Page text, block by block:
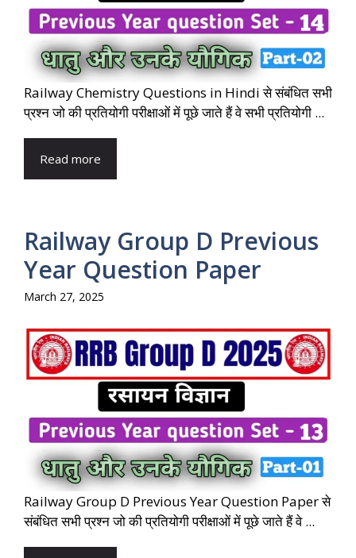
Railway Chemistry Questions in Hindi से संबंधित सभी
प्रश्न जो की प्रतियोगी परीक्षाओं में पूछे जाते हैं वे सभी प्रतियोगी ...
Read more
Railway Group D Previous
Year Question Paper
March 27, 2025
Railway Group D Previous Year Question Paper से
संबंधित सभी प्रश्न जो की प्रतियोगी परीक्षाओं में पूछे जाते हैं वे ...